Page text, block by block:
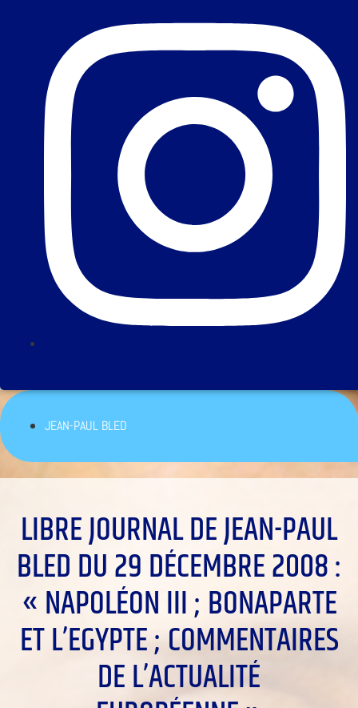
JEAN-PAUL BLED
LIBRE JOURNAL DE JEAN-PAUL
BLED DU 29 DÉCEMBRE 2008 :
« NAPOLÉON III ; BONAPARTE
ET L’EGYPTE ; COMMENTAIRES
DE L’ACTUALITÉ